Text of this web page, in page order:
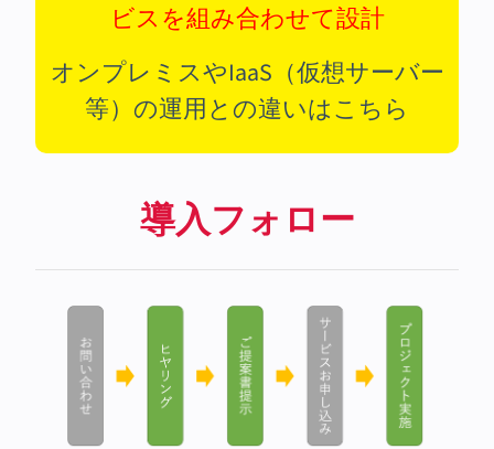
ビスを組み合わせて設計
オンプレミスやIaaS（仮想サーバー
等）の運用との違いはこちら
導入フォロー